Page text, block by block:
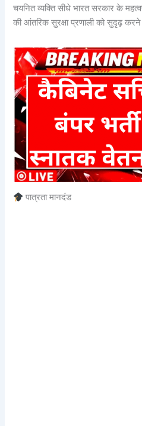
चयनित व्यक्ति सीधे भारत सरकार के
की आंतरिक सुरक्षा प्रणाली को सुदृढ़ करने
पात्रता मानदंड